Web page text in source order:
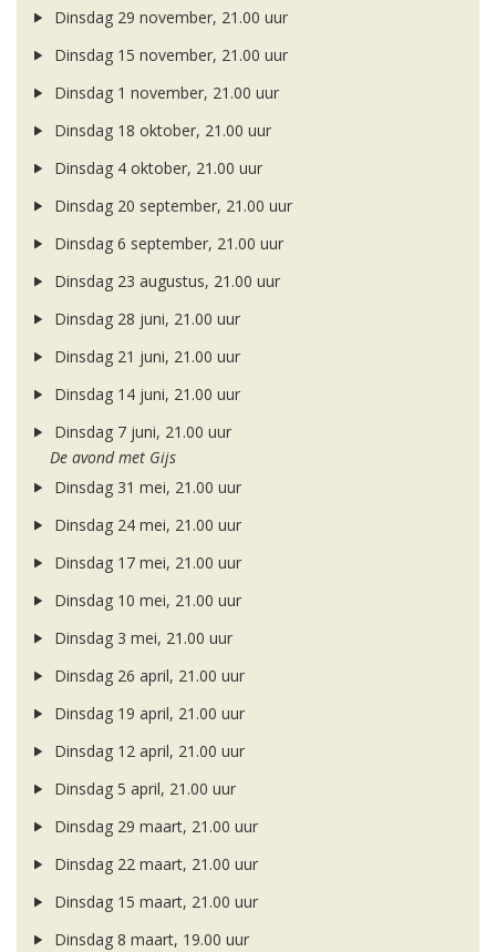
Dinsdag 29 november, 21.00 uur
Dinsdag 15 november, 21.00 uur
Dinsdag 1 november, 21.00 uur
Dinsdag 18 oktober, 21.00 uur
Dinsdag 4 oktober, 21.00 uur
Dinsdag 20 september, 21.00 uur
Dinsdag 6 september, 21.00 uur
Dinsdag 23 augustus, 21.00 uur
Dinsdag 28 juni, 21.00 uur
Dinsdag 21 juni, 21.00 uur
Dinsdag 14 juni, 21.00 uur
Dinsdag 7 juni, 21.00 uur
De avond met Gijs
Dinsdag 31 mei, 21.00 uur
Dinsdag 24 mei, 21.00 uur
Dinsdag 17 mei, 21.00 uur
Dinsdag 10 mei, 21.00 uur
Dinsdag 3 mei, 21.00 uur
Dinsdag 26 april, 21.00 uur
Dinsdag 19 april, 21.00 uur
Dinsdag 12 april, 21.00 uur
Dinsdag 5 april, 21.00 uur
Dinsdag 29 maart, 21.00 uur
Dinsdag 22 maart, 21.00 uur
Dinsdag 15 maart, 21.00 uur
Dinsdag 8 maart, 19.00 uur